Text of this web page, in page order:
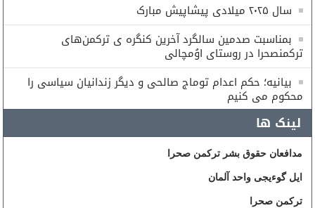
سال ۲۰۲۵ میلادی پیشاپیش مبارک
بمناسبت صدمین سالگرد آخرین کنگره ی ترکمن‌های
ترکمنصحرا در روستای اوُمچالی
بیانیه؛ حکم اعدام توماج صالحی و دیگر زندانیان سیاسی را
محکوم می کنیم
لینک ها
مدافعان حقوق بشر ترکمن صحرا
ایل گوءیجی واحد آلمان
ترکمن صحرا